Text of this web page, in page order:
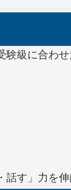
級に合わ
す」力を